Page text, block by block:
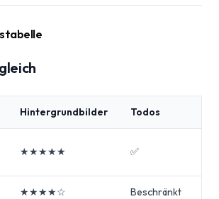
Hintergrundbilder Todos
★★★★★ ✅
★★★★☆ Beschränkt